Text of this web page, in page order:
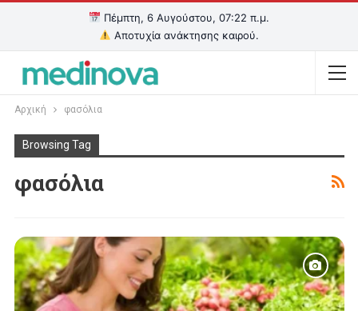
Πέμπτη, 6 Αυγούστου, 07:22 π.μ.
Αποτυχία ανάκτησης καιρού.
Αρχική φασόλια
Browsing Tag
φασόλια